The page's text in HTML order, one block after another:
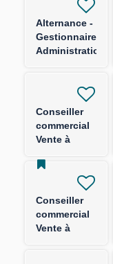
Alternance -
Gestionnaire
Administration
Commerciale
F/H
Conseiller
commercial
Vente à
assurance
collective
F/H
Conseiller
commercial
Vente à